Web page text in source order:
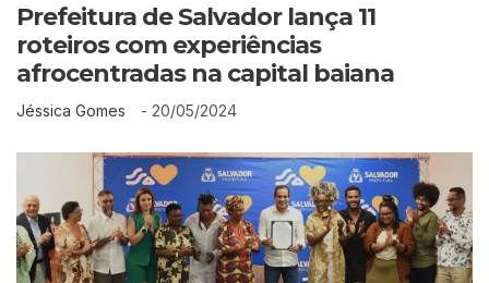
Prefeitura de Salvador lança 11
roteiros com experiências
afrocentradas na capital baiana
Jéssica Gomes - 20/05/2024